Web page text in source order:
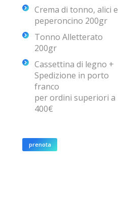
Crema di tonno, alici e
peperoncino 200gr
Tonno Alletterato
200gr
Cassettina di legno +
Spedizione in porto
franco
per ordini superiori a
400€
prenota